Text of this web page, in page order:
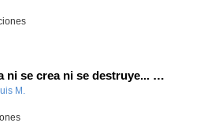
La energía ni se crea ni se destruye... ¡se experimenta! El Tierno en la Feria Madrid es Ciencia 2026
M.